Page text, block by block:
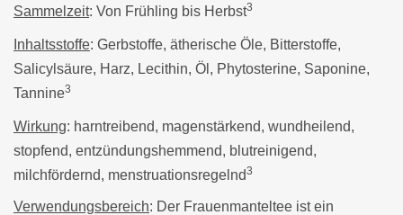
Sammelzeit: Von Frühling bis Herbst3
Inhaltsstoffe: Gerbstoffe, ätherische Öle, Bitterstoffe,
Salicylsäure, Harz, Lecithin, Öl, Phytosterine, Saponine,
Tannine3
Wirkung: harntreibend, magenstärkend, wundheilend,
stopfend, entzündungshemmend, blutreinigend,
milchfördernd, menstruationsregelnd3
Verwendungsbereich: Der Frauenmanteltee ist ein